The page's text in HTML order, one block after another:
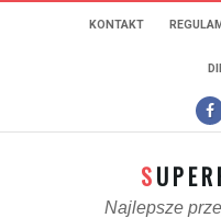
KONTAKT
Najlepsze